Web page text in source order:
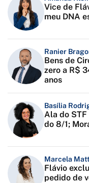
Vice de
meu DNA
Ranier
Bens de
zero a R$
anos
Basília
Ala do STF
do 8/1;
Marcela
Flávio
pedido de